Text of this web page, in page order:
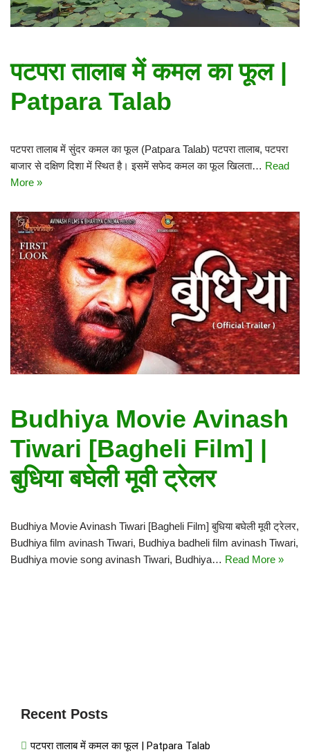
पटपरा तालाब में कमल का फूल |
Patpara Talab
पटपरा तालाब में सुंदर कमल का फूल (Patpara Talab) पटपरा तालाब, पटपरा
बाजार से दक्षिण दिशा में स्थित है। इसमें सफेद कमल का फूल खिलता… Read
More »
Budhiya Movie Avinash
Tiwari [Bagheli Film] |
बुधिया बघेली मूवी ट्रेलर
Budhiya Movie Avinash Tiwari [Bagheli Film] बुधिया बघेली मूवी ट्रेलर,
Budhiya film avinash Tiwari, Budhiya badheli film avinash Tiwari,
Budhiya movie song avinash Tiwari, Budhiya… Read More »
Recent Posts
पटपरा तालाब में कमल का फूल | Patpara Talab